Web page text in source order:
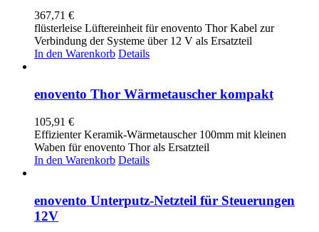
367,71 €
flüsterleise Lüftereinheit für enovento Thor Kabel zur
Verbindung der Systeme über 12 V als Ersatzteil
In den Warenkorb Details
enovento Thor Wärmetauscher kompakt
105,91 €
Effizienter Keramik-Wärmetauscher 100mm mit kleinen
Waben für enovento Thor als Ersatzteil
In den Warenkorb Details
enovento Unterputz-Netzteil für Steuerungen
12V